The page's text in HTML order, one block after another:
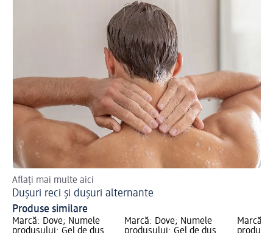
Aflați mai multe aici
Dușuri reci și dușuri alternante
Produse similare
Marcă: Dove; Numele
Marcă: Dove; Numele
Marcă: